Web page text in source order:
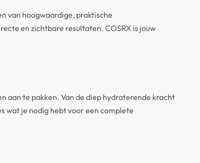
van hoogwaardige, praktische
en zichtbare resultaten. COSRX is jouw
aan te pakken. Van de diep hydraterende kracht
wat je nodig hebt voor een complete